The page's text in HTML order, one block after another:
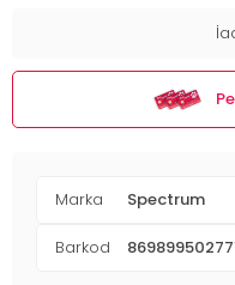
Marka Spectrum
Barkod